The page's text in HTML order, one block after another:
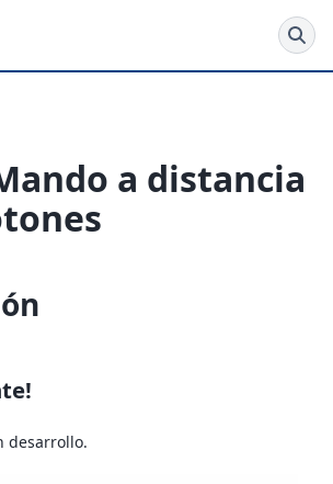
a distancia
desarrollo.